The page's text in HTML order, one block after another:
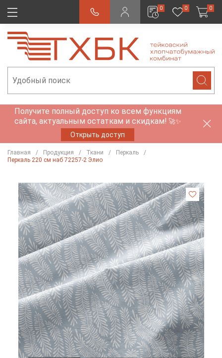
0 0 0
Получите полный доступ ко всем функциям
сайта, актуальным остаткам и скидкам! 🚀✨
Открыть доступ
Главная Продукция Ткани
Перкаль
Перкаль 220 см наб 72257-2 Элио